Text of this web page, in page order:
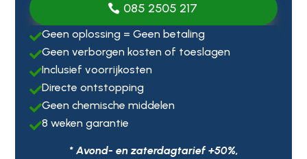
085 2505 217
Geen oplossing = Geen betaling
Geen verborgen kosten of toeslagen
Inclusief voorrijkosten
Directe ontstopping
Geen chemische middelen
8 weken garantie
* Avond- en zaterdagtarief +50%,